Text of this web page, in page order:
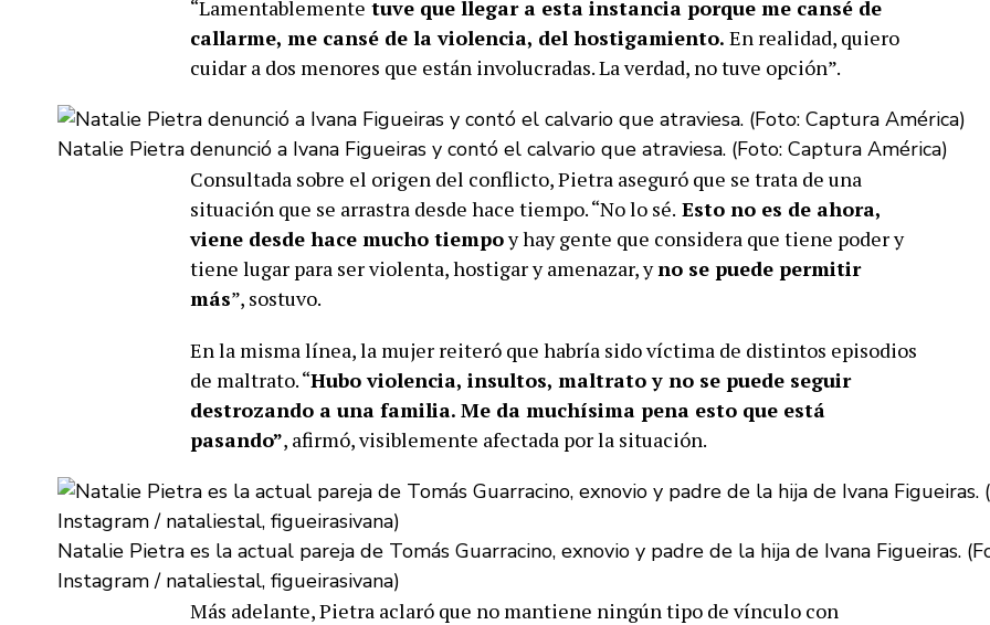
“Lamentablemente tuve que llegar a esta instancia porque me cansé de
callarme, me cansé de la violencia, del hostigamiento. En realidad, quiero
cuidar a dos menores que están involucradas. La verdad, no tuve opción”.
Natalie Pietra denunció a Ivana Figueiras y contó el calvario que atraviesa. (Foto: Captura América)
Consultada sobre el origen del conflicto, Pietra aseguró que se trata de una
situación que se arrastra desde hace tiempo. “No lo sé. Esto no es de ahora,
viene desde hace mucho tiempoy hay gente que considera que tiene poder y
tiene lugar para ser violenta, hostigar y amenazar, yno se puede permitir
más”, sostuvo.
En la misma línea, la mujer reiteró que habría sido víctima de distintos episodios
de maltrato. “Hubo violencia, insultos, maltrato y no se puede seguir
destrozando a una familia. Me da muchísima pena esto que está
pasando”, afirmó, visiblemente afectada por la situación.
Natalie Pietra es la actual pareja de Tomás Guarracino, exnovio y padre de la hija de Ivana Figueiras.
Instagram / nataliestal, figueirasivana)
Más adelante, Pietra aclaró que no mantiene ningún tipo de vínculo con